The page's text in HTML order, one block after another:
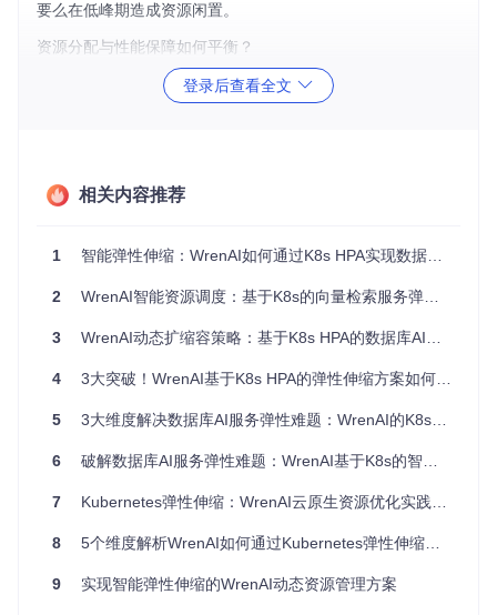
要么在低峰期造成资源闲置。
资源分配与性能保障如何平衡？
AI服务的资源需求往往具有突发性和不确定性。例如，在进行
大规模模型训练或处理大量并发推理请求时，资源需求会瞬间
问题。
对于许多企业，尤其是中小企业来说，成本是一个重要的考量
如何在保证服务可用性的前提下，最大限度地降低成本，是弹
指标，还结合了AI模型服务的特有指标，如推理延迟、请求队
缩决策。例如，当推理延迟超过预设阈值时，自动触发扩容操
分级弹性策略的设计与实现
为了应对不同类型的负载变化，WrenAI采用了分级弹性策
登录后查看全文
相关内容推荐
1 智能弹性伸缩：WrenAI如何通过K8s HPA实现数据库负载均衡与资源优化
2 WrenAI智能资源调度：基于K8s的向量检索服务弹性伸缩方案
3 WrenAI动态扩缩容策略：基于K8s HPA的数据库AI服务弹性优化实践
4 3大突破！WrenAI基于K8s HPA的弹性伸缩方案如何解决数据库AI服务资源困境
5 3大维度解决数据库AI服务弹性难题：WrenAI的K8s智能伸缩方案
6 破解数据库AI服务弹性难题：WrenAI基于K8s的智能伸缩实践
7 Kubernetes弹性伸缩：WrenAI云原生资源优化实践指南
8 5个维度解析WrenAI如何通过Kubernetes弹性伸缩实现数据库负载优化
9 实现智能弹性伸缩的WrenAI动态资源管理方案